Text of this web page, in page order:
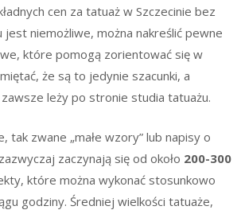
cen za tatuaż w Szczecinie bez
niemożliwe, można nakreślić pewne
które pomogą zorientować się w
że są to jedynie szacunki, a
leży po stronie studia tatuażu.
tak zwane „małe wzory” lub napisy o
zaczynają się od około 200-300
które można wykonać stosunkowo
godziny. Średniej wielkości tatuaże,